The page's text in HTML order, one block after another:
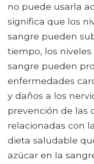
no puede usarla
significa que los
sangre pueden
tiempo, los
sangre pueden
enfermedades
y daños a los
prevención de las
relacionadas con
dieta saludable
azúcar en la